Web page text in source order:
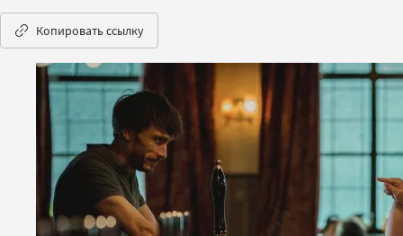
Копировать ссылку